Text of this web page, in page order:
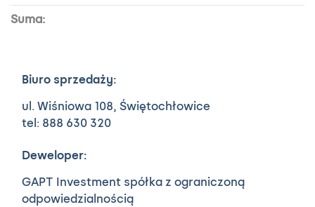
Suma:
Biuro sprzedaży:
ul. Wiśniowa 108, Świętochłowice
tel: 888 630 320
Deweloper:
GAPT Investment spółka z ograniczoną
odpowiedzialnością